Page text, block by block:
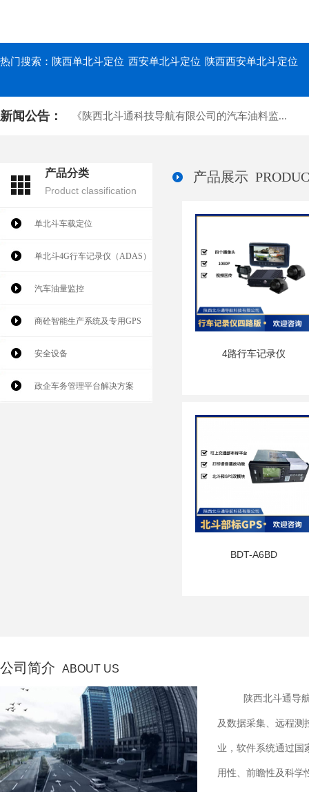
热门搜索： 陕西单北斗定位 西安单北斗定位 陕西西安单北斗定位
新闻公告： 《陕西北斗通科技导航有限公司的汽车油料监...
水泥搅拌车在大油门转罐时抖得厉害，原来原...
油耗监控厂家建议多长时间换机油呢？
油耗监控专家带你探究：汽车可以使用不同的...
汽车换机油能不能节油？油耗监控厂家大揭秘
油耗监控厂家教你汽车油耗该怎么算
产品分类
Product classification
单北斗车载定位
单北斗4G行车记录仪（ADAS）
汽车油量监控
商砼智能生产系统及专用GPS
安全设备
政企车务管理平台解决方案
产品展示
4路行车记录仪
BDT-A6BD
公司简介 ABOUT US
陕西北斗通导
及数据采集、远程测
业，软件系统通过国
用性、前瞻性及科学